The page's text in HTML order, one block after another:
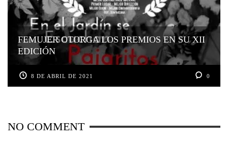
FEMUJER OTORGA LOS PREMIOS EN SU XII
EDICIÓN
8 DE ABRIL DE 2021 0
NO COMMENT